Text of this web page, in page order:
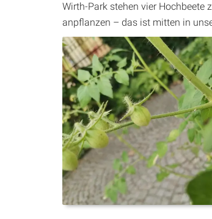
Wirth-Park stehen vier Hochbeete
anpflanzen – das ist mitten in